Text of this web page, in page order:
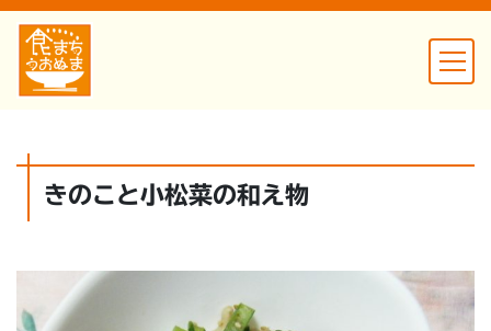
きのこと小松菜の和え物